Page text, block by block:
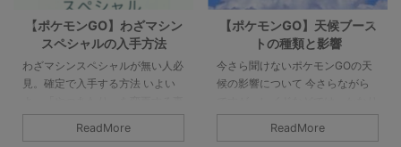
【ポケモンGO】わざマシン
スペシャルの入手方法
わざマシンスペシャルが無い人必
見。確定で入手する方法 いよい
ができるイベント2023年10月26
日より「GOロケット団占拠イベ
ReadMore
【ポケモンGO】天候ブース
トの種類と影響
今さら聞けないポケモンGOの天
候の影響について 今さらながら
重要になる天候ブーストについて
ですっが、自分もかなりうろ覚え
ReadMore